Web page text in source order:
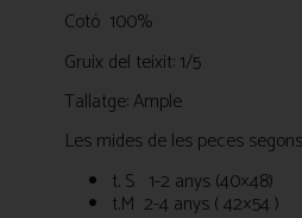
Cotó 100%
Gruix del teixit: 1/5
Tallatge: Ample
Les mides de les peces
t. S 1-2 anys (40×48)
t.M 2-4 anys ( 42×54 )